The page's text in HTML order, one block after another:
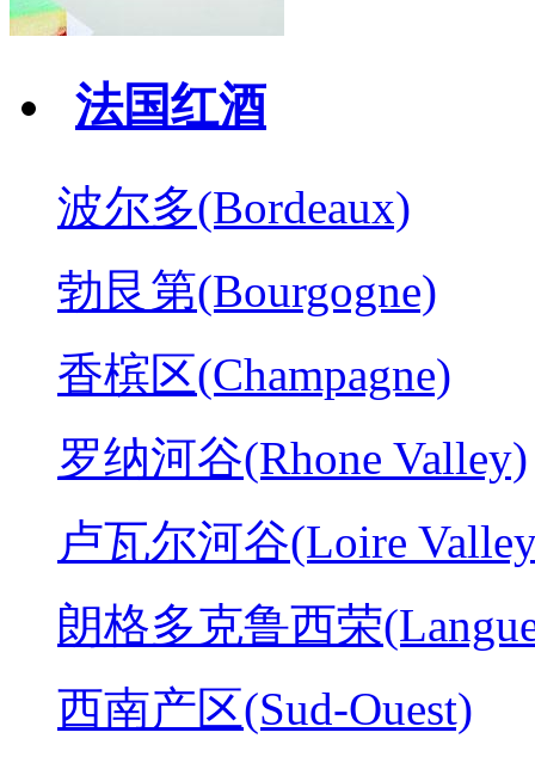
法国红酒
波尔多(Bordeaux)
勃艮第(Bourgogne)
香槟区(Champagne)
罗纳河谷(Rhone Valley)
卢瓦尔河谷(Loire
朗格多克鲁西荣
西南产区(Sud-Ouest)